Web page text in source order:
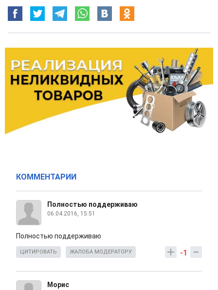
КОММЕНТАРИИ
Полностью поддерживаю
06.04.2016, 15:51
Полностью поддерживаю
-1
ЦИТИРОВАТЬ ЖАЛОБА МОДЕРАТОРУ
Морис